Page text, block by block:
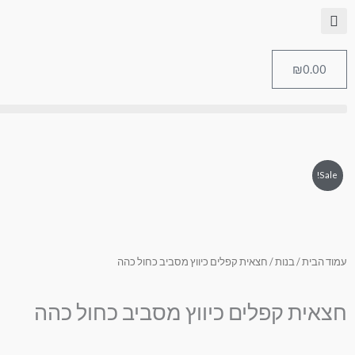
₪0.00
עגלת
קניות
Sale!
עמוד הבית/בנות/ חצאית קפלים כיווץ מסביב כחול כהה
חצאית קפלים כיווץ מסביב כחול כהה